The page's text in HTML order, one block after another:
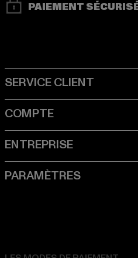
PAIEMENT